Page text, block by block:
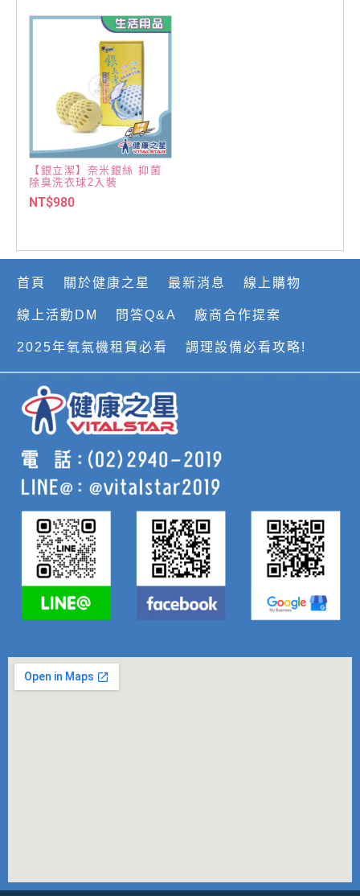
【銀立潔】奈米銀絲 抑菌
除臭洗衣球2入裝
NT$980
首頁 關於健康之星 最新消息 線上購物
線上活動DM 問答Q&A 廠商合作提案
2025年氧氣機租賃必看 調理設備必看攻略!